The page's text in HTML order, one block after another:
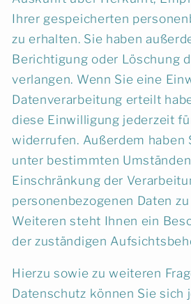
Ihrer gespeicherten
zu erhalten. Sie haben
Berichtigung oder Löschung
verlangen. Wenn Sie eine
Datenverarbeitung erteilt
diese Einwilligung jederzeit
widerrufen. Außerdem haben
unter bestimmten
Einschränkung der
personenbezogenen Daten
Weiteren steht Ihnen ein
der zuständigen
Hierzu sowie zu weiteren
Datenschutz können Sie sich